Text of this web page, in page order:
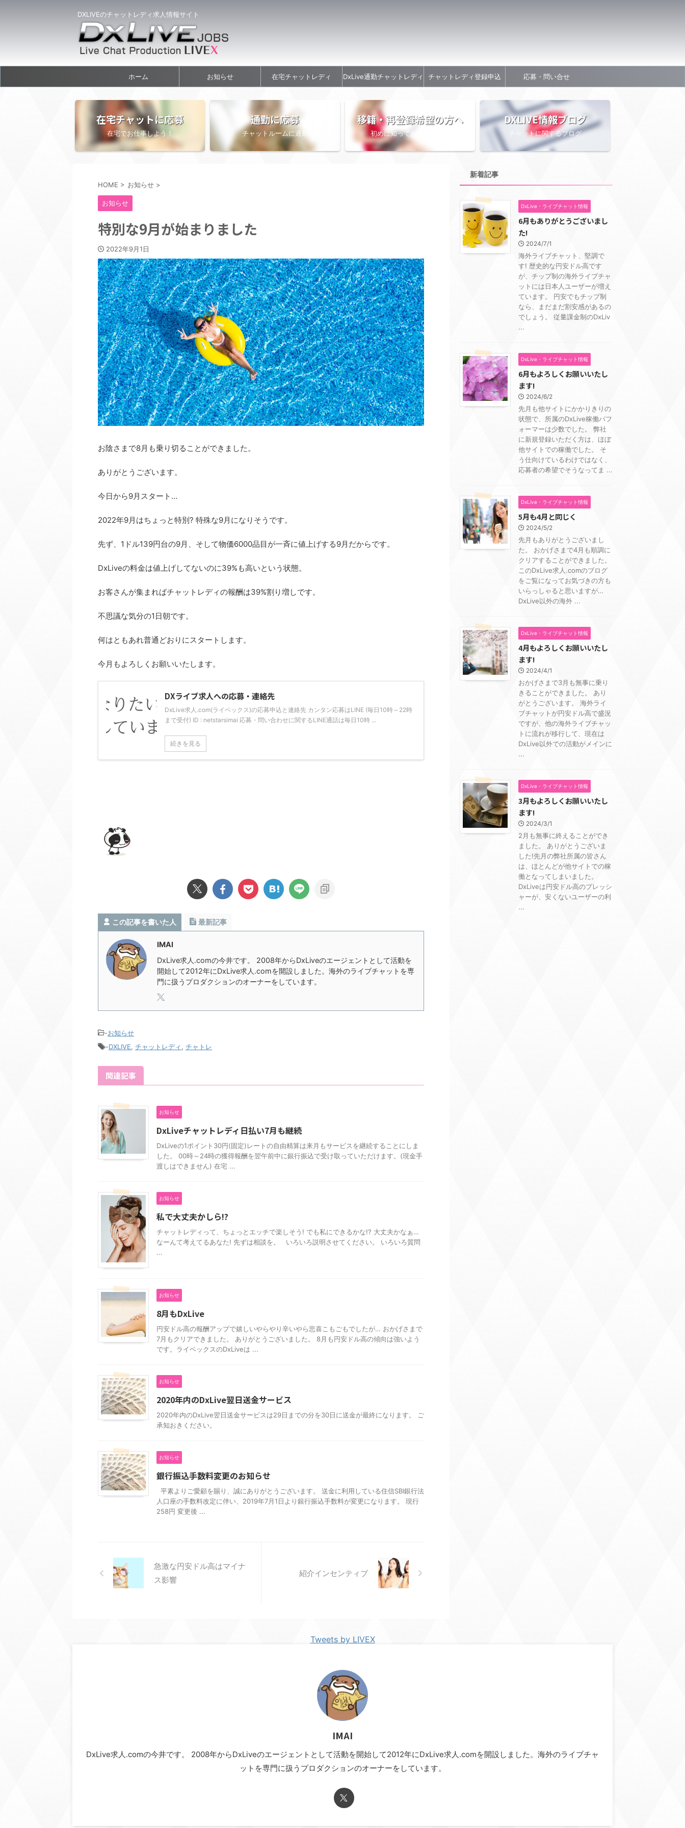
DXLIVEのチャットレディ求人情報サイト
ホーム お知らせ 在宅チャットレディ DxLive通勤チャットレディ チャットレディ登録申込 応募・問い合せ
在宅チャットに応募
在宅でお仕事しよう！
通勤に応募
チャットルームに通勤
移籍・再登録希望の方へ
初めに知っておきたい情報
DXLIVE情報ブログ
チャットに関するブログ
HOME > お知らせ >
お知らせ
特別な9月が始まりました
2022年9月1日
お陰さまで8月も乗り切ることができました。
ありがとうございます。
今日から9月スタート…
2022年9月はちょっと特別? 特殊な9月になりそうです。
先ず、1ドル139円台の9月、そして物価6000品目が一斉に値上げする9月だからです。
DxLiveの料金は値上げしてないのに39%も高いという状態。
お客さんが集まればチャットレディの報酬は39%割り増しです。
不思議な気分の1日朝です。
何はともあれ普通どおりにスタートします。
今月もよろしくお願いいたします。
DXライブ求人への応募・連絡先
DxLive求人.com(ライベックス)の応募申込と連絡先 カンタン応募はLINE (毎日10時～22時
まで受付) ID : netstarsimai 応募・問い合わせに関するLINE通話は毎日10時 ...
続きを見る
この記事を書いた人 最新記事
IMAI
DxLive求人.comの今井です。 2008年からDxLiveのエージェントとして活動を
開始して2012年にDxLive求人.comを開設しました。海外のライブチャットを専
門に扱うプロダクションのオーナーをしています。
-お知らせ
-DXLIVE, チャットレディ, チャトレ
関連記事
お知らせ
DxLiveチャットレディ日払い7月も継続
DxLiveの1ポイント30円(固定)レートの自由精算は来月もサービスを継続することにしま
した。 00時～24時の獲得報酬を翌午前中に銀行振込で受け取っていただけます。(現金手
渡しはできません) 在宅 ...
お知らせ
私で大丈夫かしら!?
チャットレディって、ちょっとエッチで楽しそう! でも私にできるかな!? 大丈夫かなぁ…
なーんて考えてるあなた! 先ずは相談を。 いろいろ説明させてください。 いろいろ質問
...
お知らせ
8月もDxLive
円安ドル高の報酬アップで嬉しいやらやり辛いやら悲喜こもごもでしたが… おかげさまで
7月もクリアできました。 ありがとうございました。 8月も円安ドル高の傾向は強いよう
です。ライベックスのDxLiveは ...
お知らせ
2020年内のDxLive翌日送金サービス
2020年内のDxLive翌日送金サービスは29日までの分を30日に送金が最終になります。 ご
承知おきください。
お知らせ
銀行振込手数料変更のお知らせ
平素よりご愛顧を賜り、誠にありがとうございます。 送金に利用している住信SBI銀行法
人口座の手数料改定に伴い、2019年7月1日より銀行振込手数料が変更になります。 現行
258円 変更後 ...
急激な円安ドル高はマイナ
ス影響
紹介インセンティブ
新着記事
DxLive・ライブチャット情報
6月もありがとうございまし
た!
2024/7/1
海外ライブチャット、堅調で
す! 歴史的な円安ドル高です
が、チップ制の海外ライブチャ
ットには日本人ユーザーが増え
ています。 円安でもチップ制
なら、まだまだ割安感があるの
でしょう。 従量課金制のDxLiv
...
DxLive・ライブチャット情報
6月もよろしくお願いいたし
ます!
2024/6/2
先月も他サイトにかかりきりの
状態で、所属のDxLive稼働パフ
ォーマーは少数でした。 弊社
に新規登録いただく方は、ほぼ
他サイトでの稼働でした。 そ
う仕向けているわけではなく、
応募者の希望でそうなってま ...
DxLive・ライブチャット情報
5月も4月と同じく
2024/5/2
先月もありがとうございまし
た。 おかげさまで4月も順調に
クリアすることができました。
このDxLive求人.comのブログ
をご覧になってお気づきの方も
いらっしゃると思いますが…
DxLive以外の海外 ...
DxLive・ライブチャット情報
4月もよろしくお願いいたし
ます!
2024/4/1
おかげさまで3月も無事に乗り
きることができました。 あり
がとうございます。 海外ライ
ブチャットが円安ドル高で盛況
ですが、他の海外ライブチャッ
トに流れが移行して、現在は
DxLive以外での活動がメインに
...
DxLive・ライブチャット情報
3月もよろしくお願いいたし
ます!
2024/3/1
2月も無事に終えることができ
ました。 ありがとうございま
した!先月の弊社所属の皆さん
は、ほとんどが他サイトでの稼
働となってしまいました。
DxLiveは円安ドル高のプレッシ
ャーが、安くないユーザーの利
...
Tweets by LIVEX
IMAI
DxLive求人.comの今井です。 2008年からDxLiveのエージェントとして活動を開始して2012年にDxLive求人.comを開設しました。海外のライブチャ
ットを専門に扱うプロダクションのオーナーをしています。